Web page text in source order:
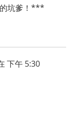
坑爹！***
下午 5:30